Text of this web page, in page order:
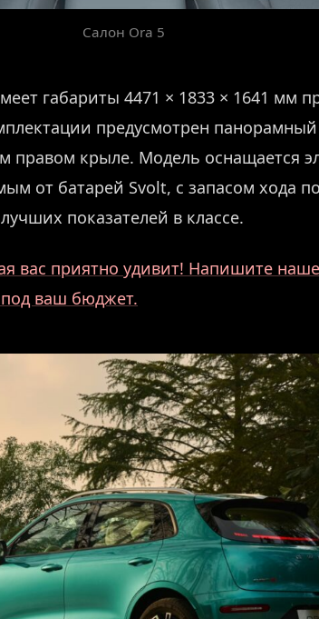
Салон Ora 5
габариты 4471 × 1833 × 1641 мм
предусмотрен
правом крыле. Модель оснащается
от батарей Svolt, с запасом хода по
показателей в классе.
вас приятно удивит! Напишите
ваш бюджет.